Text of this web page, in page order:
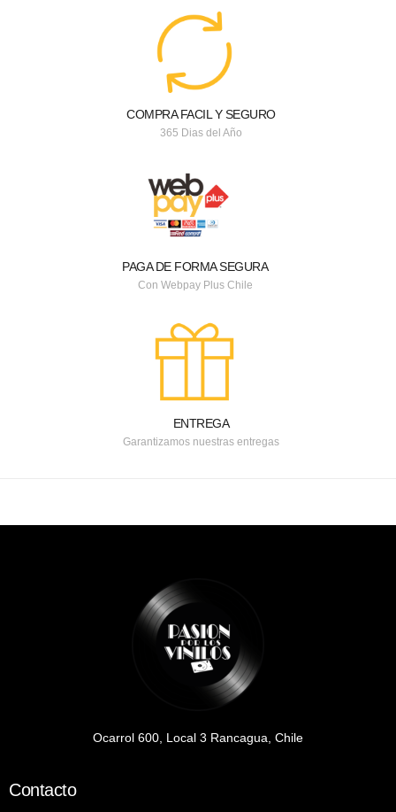
COMPRA FACIL Y SEGURO
365 Dias del Año
PAGA DE FORMA SEGURA
Con Webpay Plus Chile
ENTREGA
Garantizamos nuestras entregas
Ocarrol 600, Local 3 Rancagua, Chile
Contacto